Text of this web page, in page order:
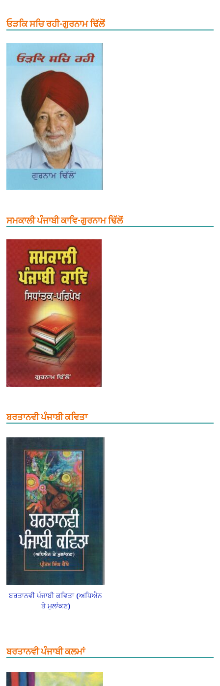
ਓੜਕਿ ਸਚਿ ਰਹੀ-ਗੁਰਨਾਮ ਢਿੱਲੋਂ
ਸਮਕਾਲੀ ਪੰਜਾਬੀ ਕਾਵਿ-ਗੁਰਨਾਮ ਢਿੱਲੋਂ
ਬਰਤਾਨਵੀ ਪੰਜਾਬੀ ਕਵਿਤਾ
ਬਰਤਾਨਵੀ ਪੰਜਾਬੀ ਕਵਿਤਾ (ਅਧਿਐਨ
ਤੇ ਮੁਲਾਂਕਣ)
ਬਰਤਾਨਵੀ ਪੰਜਾਬੀ ਕਲਮਾਂ